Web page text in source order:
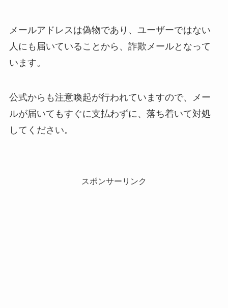
メールアドレスは偽物であり、ユーザーではない
人にも届いていることから、詐欺メールとなって
います。
公式からも注意喚起が行われていますので、メー
ルが届いてもすぐに支払わずに、落ち着いて対処
してください。
スポンサーリンク